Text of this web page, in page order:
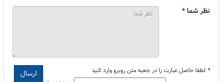
نظر شما *
* لطفا حاصل عبارت را در جعبه متن روبرو وارد کنید